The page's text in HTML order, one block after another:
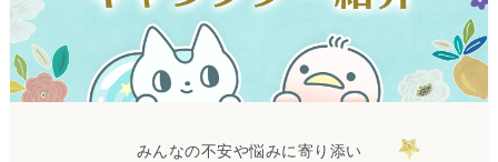
みんなの不安や悩みに寄り添い